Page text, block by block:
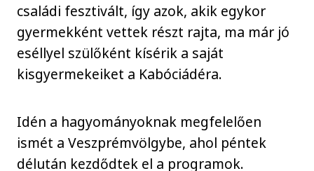
családi fesztivált, így azok, akik egykor
gyermekként vettek részt rajta, ma már jó
eséllyel szülőként kísérik a saját
kisgyermekeiket a Kabóciádéra.
Idén a hagyományoknak megfelelően
ismét a Veszprémvölgybe, ahol péntek
délután kezdődtek el a programok.